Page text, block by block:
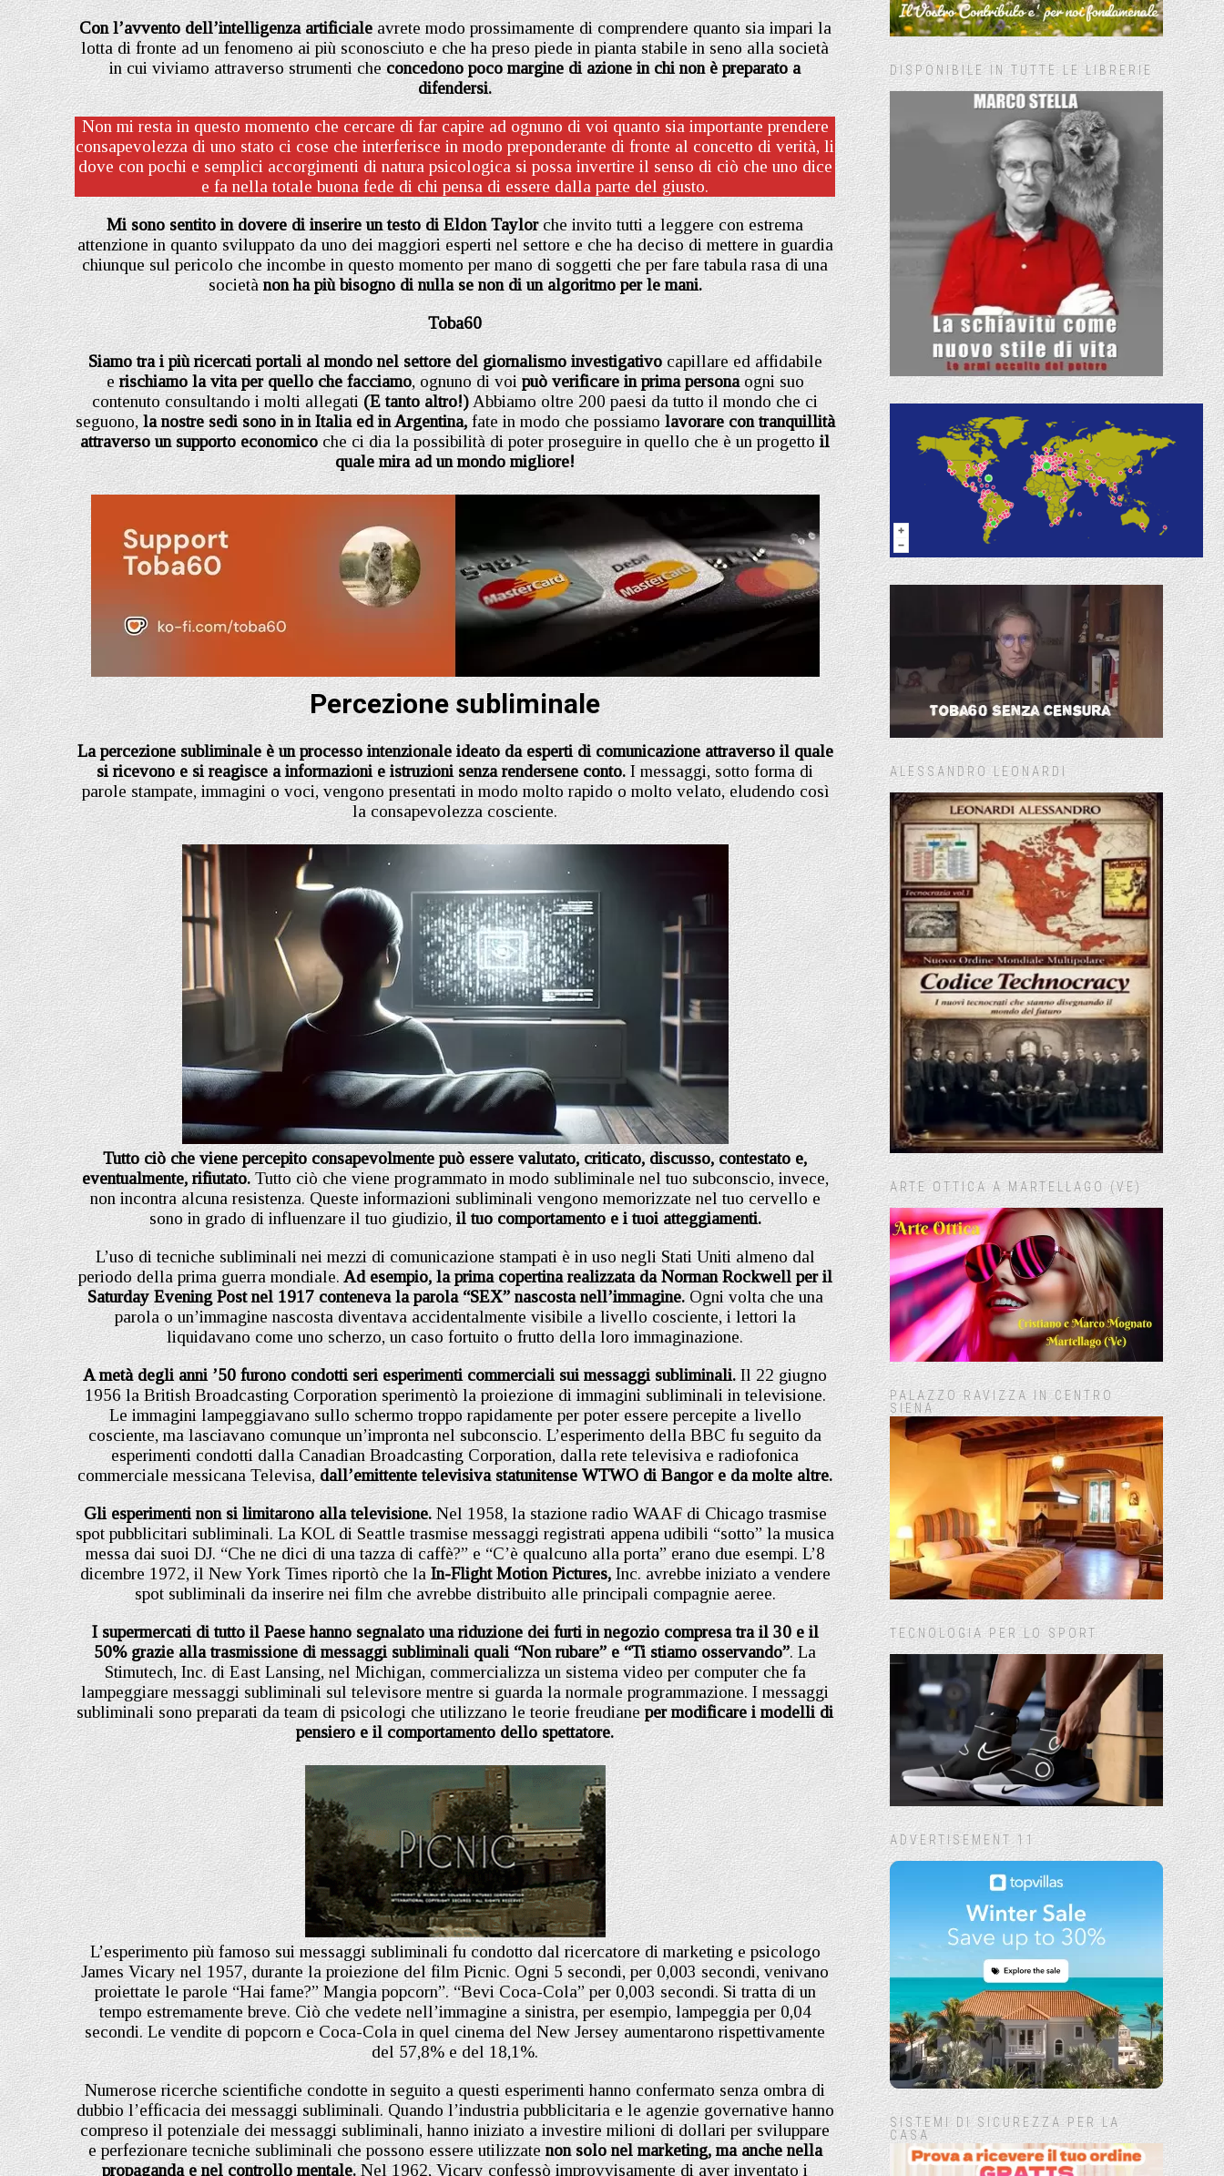
Con l’avvento dell’intelligenza artificialeavrete modo prossimamente di comprendere quanto sia impari la
lotta di fronte ad un fenomeno ai più sconosciuto e che ha preso piede in pianta stabile in seno alla società
in cui viviamo attraverso strumenti checoncedono poco margine di azione in chi non è preparato a
difendersi.
Non mi resta in questo momento che cercare di far capire ad ognuno di voi quanto sia importante prendere
consapevolezza di uno stato ci cose che interferisce in modo preponderante di fronte al concetto di verità, li
dove con pochi e semplici accorgimenti di natura psicologica si possa invertire il senso di ciò che uno dice
e fa nella totale buona fede di chi pensa di essere dalla parte del giusto.
Mi sono sentito in dovere di inserire un testo di Eldon Taylorche invito tutti a leggere con estrema
attenzione in quanto sviluppato da uno dei maggiori esperti nel settore e che ha deciso di mettere in guardia
chiunque sul pericolo che incombe in questo momento per mano di soggetti che per fare tabula rasa di una
societànon ha più bisogno di nulla se non di un algoritmo per le mani.
Toba60
Siamo tra i più ricercati portali al mondo nel settore del giornalismo investigativocapillare ed affidabile
e rischiamo la vita per quello che facciamo, ognuno di voipuò verificare in prima personaogni suo
contenuto consultando i molti allegati(E tanto altro!)Abbiamo oltre 200 paesi da tutto il mondo che ci
seguono, la nostre sedi sono in in Italia ed in Argentina,fate in modo che possiamolavorare con tranquillità
attraverso un supporto economicoche ci dia la possibilità di poter proseguire in quello che è un progettoil
quale mira ad un mondo migliore!
Percezione subliminale
La percezione subliminale è un processo intenzionale ideato da esperti di comunicazione attraverso il quale
si ricevono e si reagisce a informazioni e istruzioni senza rendersene conto.I messaggi, sotto forma di
parole stampate, immagini o voci, vengono presentati in modo molto rapido o molto velato, eludendo così
la consapevolezza cosciente.
Tutto ciò che viene percepito consapevolmente può essere valutato, criticato, discusso, contestato e,
eventualmente, rifiutato.Tutto ciò che viene programmato in modo subliminale nel tuo subconscio, invece,
non incontra alcuna resistenza. Queste informazioni subliminali vengono memorizzate nel tuo cervello e
sono in grado di influenzare il tuo giudizio,il tuo comportamento e i tuoi atteggiamenti.
L’uso di tecniche subliminali nei mezzi di comunicazione stampati è in uso negli Stati Uniti almeno dal
periodo della prima guerra mondiale.Ad esempio, la prima copertina realizzata da Norman Rockwell per il
Saturday Evening Post nel 1917 conteneva la parola “SEX” nascosta nell’immagine.Ogni volta che una
parola o un’immagine nascosta diventava accidentalmente visibile a livello cosciente, i lettori la
liquidavano come uno scherzo, un caso fortuito o frutto della loro immaginazione.
A metà degli anni ’50 furono condotti seri esperimenti commerciali sui messaggi subliminali.Il 22 giugno
1956 la British Broadcasting Corporation sperimentò la proiezione di immagini subliminali in televisione.
Le immagini lampeggiavano sullo schermo troppo rapidamente per poter essere percepite a livello
cosciente, ma lasciavano comunque un’impronta nel subconscio. L’esperimento della BBC fu seguito da
esperimenti condotti dalla Canadian Broadcasting Corporation, dalla rete televisiva e radiofonica
commerciale messicana Televisa,dall’emittente televisiva statunitense WTWO di Bangor e da molte altre.
Gli esperimenti non si limitarono alla televisione. Nel 1958, la stazione radio WAAF di Chicago trasmise
spot pubblicitari subliminali. La KOL di Seattle trasmise messaggi registrati appena udibili “sotto” la musica
messa dai suoi DJ. “Che ne dici di una tazza di caffè?” e “C’è qualcuno alla porta” erano due esempi. L’8
dicembre 1972, il New York Times riportò che laIn-Flight Motion Pictures,Inc. avrebbe iniziato a vendere
spot subliminali da inserire nei film che avrebbe distribuito alle principali compagnie aeree.
I supermercati di tutto il Paese hanno segnalato una riduzione dei furti in negozio compresa tra il 30 e il
50% grazie alla trasmissione di messaggi subliminali quali “Non rubare” e “Ti stiamo osservando”. La
Stimutech, Inc. di East Lansing, nel Michigan, commercializza un sistema video per computer che fa
lampeggiare messaggi subliminali sul televisore mentre si guarda la normale programmazione. I messaggi
subliminali sono preparati da team di psicologi che utilizzano le teorie freudianeper modificare i modelli di
pensiero e il comportamento dello spettatore.
L’esperimento più famoso sui messaggi subliminali fu condotto dal ricercatore di marketing e psicologo
James Vicary nel 1957, durante la proiezione del film Picnic. Ogni 5 secondi, per 0,003 secondi, venivano
proiettate le parole “Hai fame?” Mangia popcorn”. “Bevi Coca-Cola” per 0,003 secondi. Si tratta di un
tempo estremamente breve. Ciò che vedete nell’immagine a sinistra, per esempio, lampeggia per 0,04
secondi. Le vendite di popcorn e Coca-Cola in quel cinema del New Jersey aumentarono rispettivamente
del 57,8% e del 18,1%.
Numerose ricerche scientifiche condotte in seguito a questi esperimenti hanno confermato senza ombra di
dubbio l’efficacia dei messaggi subliminali. Quando l’industria pubblicitaria e le agenzie governative hanno
compreso il potenziale dei messaggi subliminali, hanno iniziato a investire milioni di dollari per sviluppare
e perfezionare tecniche subliminali che possono essere utilizzate non solo nel marketing, ma anche nella
propaganda e nel controllo mentale.Nel 1962, Vicary confessò improvvisamente di aver inventato i
DISPONIBILE IN TUTTE LE LIBRERIE
ALESSANDRO LEONARDI
ARTE OTTICA A MARTELLAGO (VE)
PALAZZO RAVIZZA IN CENTRO
SIENA
TECNOLOGIA PER LO SPORT
ADVERTISEMENT 11
SISTEMI DI SICUREZZA PER LA
CASA